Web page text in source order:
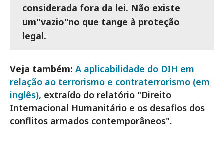
considerada fora da lei. Não existe
um"vazio"no que tange à proteção
legal.
Veja também: A aplicabilidade do DIH em
relação ao terrorismo e contraterrorismo (em
inglês), extraído do relatório "Direito
Internacional Humanitário e os desafios dos
conflitos armados contemporâneos".